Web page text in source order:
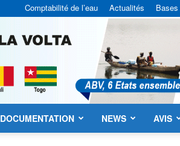
Comptabilité de l’eau Actualités
DOCUMENTATION NEWS AVIS